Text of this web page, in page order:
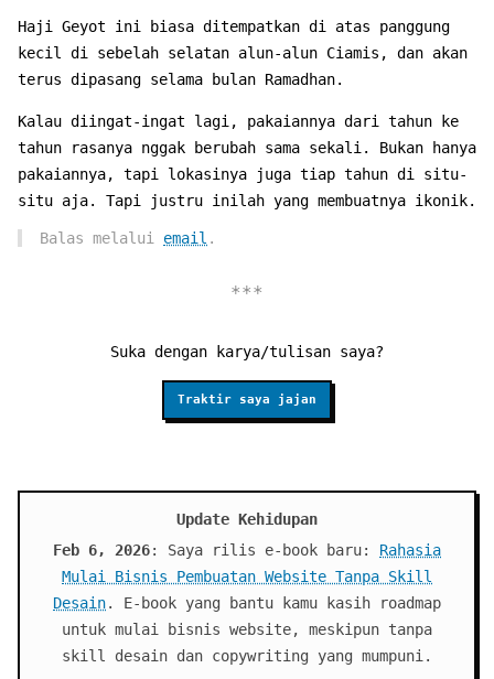
Haji Geyot ini biasa ditempatkan di atas panggung
kecil di sebelah selatan alun-alun Ciamis, dan akan
terus dipasang selama bulan Ramadhan.
Kalau diingat-ingat lagi, pakaiannya dari tahun ke
tahun rasanya nggak berubah sama sekali. Bukan hanya
pakaiannya, tapi lokasinya juga tiap tahun di situ-
situ aja. Tapi justru inilah yang membuatnya ikonik.
Balas melalui email .
Suka dengan karya/tulisan saya?
Traktir saya jajan
Update Kehidupan
Feb 6, 2026: Saya rilis e-book baru: Rahasia
Mulai Bisnis Pembuatan Website Tanpa Skill
Desain. E-book yang bantu kamu kasih roadmap
untuk mulai bisnis website, meskipun tanpa
skill desain dan copywriting yang mumpuni.